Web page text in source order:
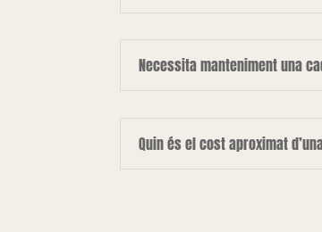
Necessita manteniment una
Quin és el cost aproximat